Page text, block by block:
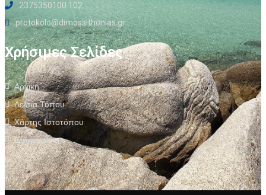
2375350100 102
protokolo@dimossithonias.gr
Χρήσιμες Σελίδες
Αρχική
Δελτία Τύπου
Χάρτης Ιστοτόπου
Επικοινωνία